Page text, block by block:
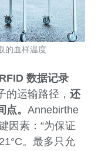
数据记录
的运输路径，还
点。Annebirthe
因素：“为保证
。最多只允
的血样温度